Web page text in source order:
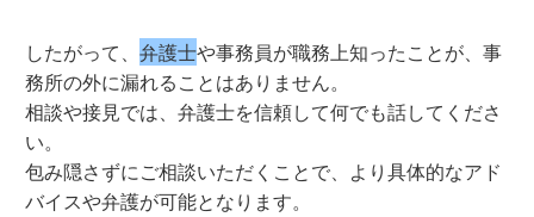
したがって、弁護士や事務員が職務上知ったことが、事
務所の外に漏れることはありません。
相談や接見では、弁護士を信頼して何でも話してくださ
い。
包み隠さずにご相談いただくことで、より具体的なアド
バイスや弁護が可能となります。